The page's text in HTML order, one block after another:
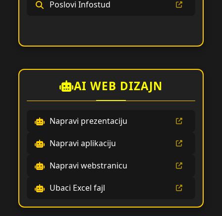
Poslovi Infostud
AI WEB DIZAJN
Napravi prezentaciju
Napravi aplikaciju
Napravi webstranicu
Ubaci Excel fajl